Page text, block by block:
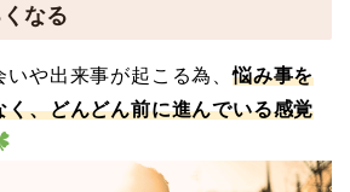
なる
いや出来事が起こる為、悩み事を
く、どんどん前に進んでいる感覚